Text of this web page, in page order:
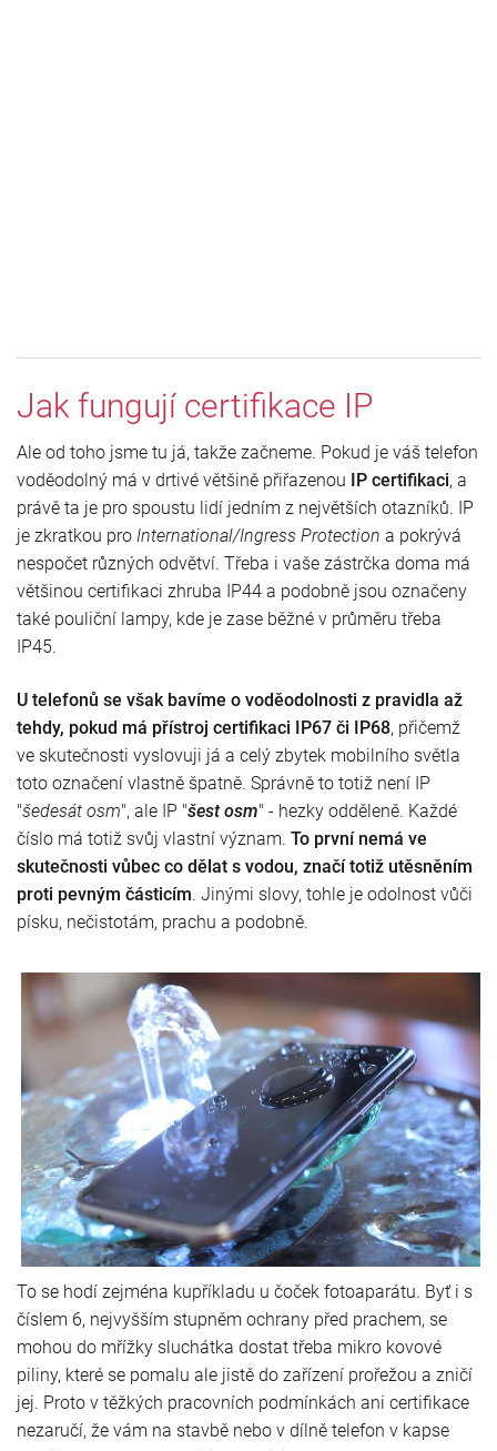
Jak fungují certifikace IP
Ale od toho jsme tu já, takže začneme. Pokud je váš telefon
voděodolný má v drtivé většině přiřazenou IP certifikaci, a
právě ta je pro spoustu lidí jedním z největších otazníků. IP
je zkratkou pro International/Ingress Protection a pokrývá
nespočet různých odvětví. Třeba i vaše zástrčka doma má
většinou certifikaci zhruba IP44 a podobně jsou označeny
také pouliční lampy, kde je zase běžné v průměru třeba
IP45.
U telefonů se však bavíme o voděodolnosti z pravidla až
tehdy, pokud má přístroj certifikaci IP67 či IP68, přičemž
ve skutečnosti vyslovuji já a celý zbytek mobilního světla
toto označení vlastně špatně. Správně to totiž není IP
"šedesát osm", ale IP "šest osm" - hezky odděleně. Každé
číslo má totiž svůj vlastní význam. To první nemá ve
skutečnosti vůbec co dělat s vodou, značí totiž utěsněním
proti pevným částicím. Jinými slovy, tohle je odolnost vůči
písku, nečistotám, prachu a podobně.
To se hodí zejména kupříkladu u čoček fotoaparátu. Byť i s
číslem 6, nejvyšším stupněm ochrany před prachem, se
mohou do mřížky sluchátka dostat třeba mikro kovové
piliny, které se pomalu ale jistě do zařízení prořežou a zničí
jej. Proto v těžkých pracovních podmínkách ani certifikace
nezaručí, že vám na stavbě nebo v dílně telefon v kapse